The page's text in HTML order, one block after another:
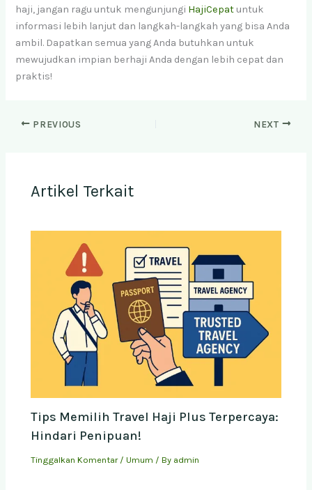
haji, jangan ragu untuk mengunjungi HajiCepat untuk
informasi lebih lanjut dan langkah-langkah yang bisa Anda
ambil. Dapatkan semua yang Anda butuhkan untuk
mewujudkan impian berhaji Anda dengan lebih cepat dan
praktis!
PREVIOUS NEXT
Artikel Terkait
Tips Memilih Travel Haji Plus Terpercaya:
Hindari Penipuan!
Tinggalkan Komentar /Umum / By admin